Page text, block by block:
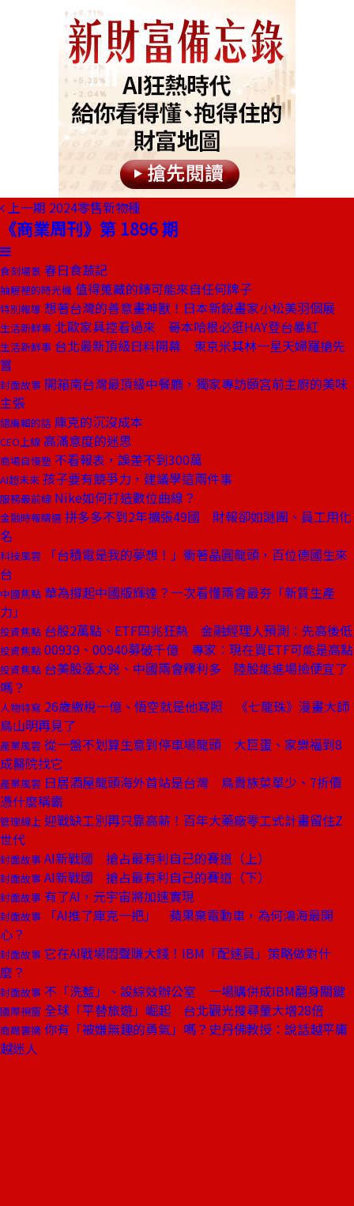
上一期 2024零售新物種
《商業周刊》第 1896 期
食刻場景 春日食蔬記
抽屜裡的時光機 值得蒐藏的錶可能來自任何牌子
特別報導 想著台灣的善意畫神獸！日本新銳畫家小松美羽個展
生活新鮮事 北歐家具控看過來 哥本哈根必逛HAY登台暴紅
生活新鮮事 台北最新頂級日料開幕 東京米其林一星天婦羅搶先
嘗
封面故事 開箱南台灣最頂級中餐廳，獨家專訪頤宮前主廚的美味
主張
總編輯的話 庫克的沉沒成本
CEO上線 高滿意度的迷思
商場自慢塾 不看報表，誤差不到300萬
AI超未來 孩子要有競爭力，建議學這兩件事
服務最前線 Nike如何打造數位曲線？
金融時報精選 拼多多不到2年擴張49國 財報卻如謎團、員工用化
名
科技風雲
「台積電是我的夢想！」衝著晶圓龍頭，百位德國生來
台
中國焦點 華為撐起中國版輝達？一次看懂兩會最夯「新質生產
力」
投資焦點 台股2萬點、ETF四兆狂熱 金融經理人預測：先高後低
投資焦點 00939、00940募破千億 專家：現在買ETF可能是高點
投資焦點 台美股漲太兇、中國兩會釋利多 陸股能進場撿便宜了
嗎？
人物特寫 26歲繳稅一億、悟空就是他寫照 《七龍珠》漫畫大師
鳥山明再見了
產業風雲 從一盤不划算生意到停車場龍頭 大巨蛋、家樂福到8
成醫院找它
產業風雲 日居酒屋龍頭海外首站是台灣 鳥貴族菜單少、7折價
憑什麼稱霸
管理線上 迎戰缺工別再只靠高薪！百年大藥廠零工式計畫留住Z
世代
封面故事 AI新戰國 搶占最有利自己的賽道（上）
封面故事 AI新戰國 搶占最有利自己的賽道（下）
封面故事 有了AI，元宇宙將加速實現
封面故事
「AI推了庫克一把」 蘋果棄電動車，為何鴻海最開
心？
封面故事 它在AI戰場悶聲賺大錢！IBM「配速員」策略做對什
麼？
封面故事 不「洗藍」、設綜效辦公室 一場購併成IBM翻身關鍵
國際視窗 全球「平替旅遊」崛起 台北觀光搜尋量大增28倍
商周書摘 你有「被嫌無趣的勇氣」嗎？史丹佛教授：說話越平庸
越迷人